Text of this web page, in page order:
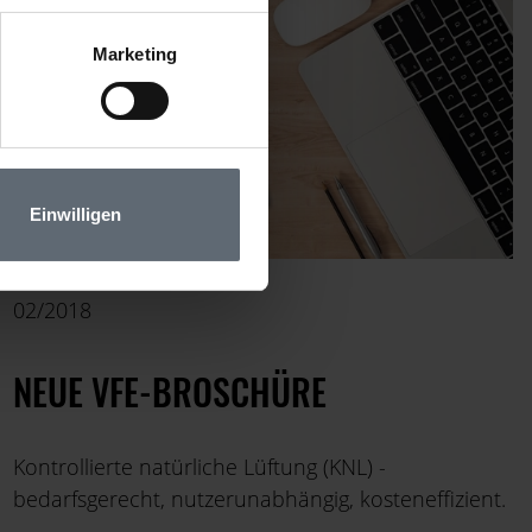
Marketing
Einwilligen
02/2018
NEUE VFE-BROSCHÜRE
Kontrollierte natürliche Lüftung (KNL) -
bedarfsgerecht, nutzerunabhängig, kosteneffizient.